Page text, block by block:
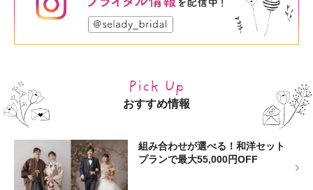
おすすめ情報
組み合わせが選べる！和洋セット
プランで最大55,000円OFF